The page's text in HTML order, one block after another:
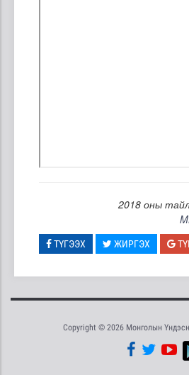
2018 оны
ТҮГЭЭХ ЖИРГЭХ
Copyright © 2026 Монголын